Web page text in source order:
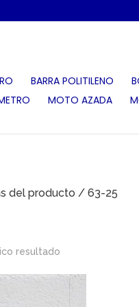
BARRA POLITILENO
MOTO AZADA
del producto / 63-25
resultado